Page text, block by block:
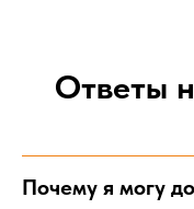
Ответы
Почему я могу